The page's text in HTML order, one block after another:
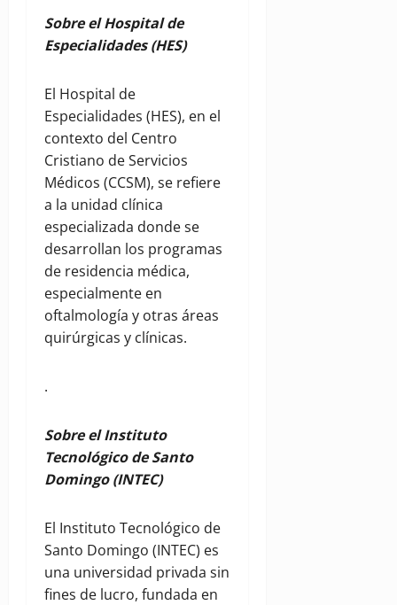
Sobre el Hospital de
Especialidades (HES)
El Hospital de
Especialidades (HES), en el
contexto del Centro
Cristiano de Servicios
Médicos (CCSM), se refiere
a la unidad clínica
especializada donde se
desarrollan los programas
de residencia médica,
especialmente en
oftalmología y otras áreas
quirúrgicas y clínicas.
.
Sobre el Instituto
Tecnológico de Santo
Domingo (INTEC)
El Instituto Tecnológico de
Santo Domingo (INTEC) es
una universidad privada sin
fines de lucro, fundada en